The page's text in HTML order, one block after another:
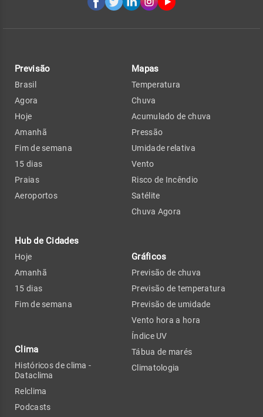
Previsão
Brasil
Agora
Hoje
Amanhã
Fim de semana
15 dias
Praias
Aeroportos
Hub de Cidades
Hoje
Amanhã
15 dias
Fim de semana
Clima
Históricos de clima -
Dataclima
Relclima
Podcasts
Mapas
Temperatura
Chuva
Acumulado de chuva
Pressão
Umidade relativa
Vento
Risco de Incêndio
Satélite
Chuva Agora
Gráficos
Previsão de chuva
Previsão de temperatura
Previsão de umidade
Vento hora a hora
Índice UV
Tábua de marés
Climatologia